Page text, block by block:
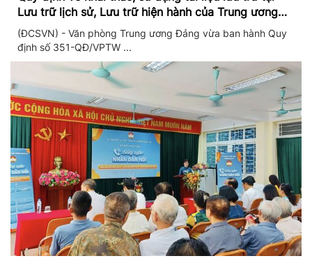
Lưu trữ lịch sử, Lưu trữ hiện hành của Trung ương
Đảng và Văn phòng Trung ương Đảng
(ĐCSVN) - Văn phòng Trung ương Đảng vừa ban hành Quy
định số 351-QĐ/VPTW ...